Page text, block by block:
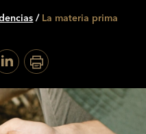
/ La materia prima